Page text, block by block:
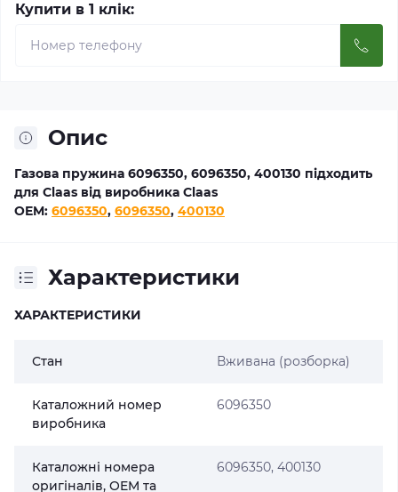
Купити в 1 клік:
Опис
Газова пружина 6096350, 6096350, 400130 підходить
для Claas від виробника Claas
OEM: 6096350, 6096350, 400130
Характеристики
ХАРАКТЕРИСТИКИ
Стан Вживана (розборка)
Каталожний номер
виробника
6096350
Каталожні номера
оригіналів, OEM та
6096350, 400130